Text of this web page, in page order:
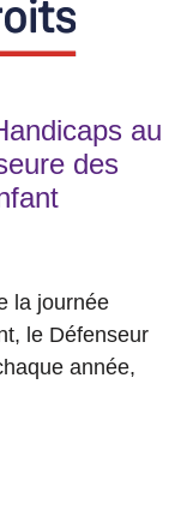
au
des
la journée
le Défenseur
année,